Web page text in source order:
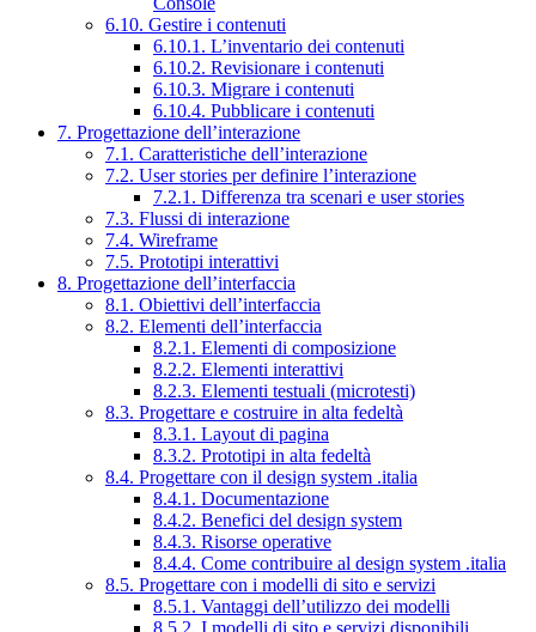
6.10. Gestire i contenuti
6.10.1. L’inventario dei contenuti
6.10.2. Revisionare i contenuti
6.10.3. Migrare i contenuti
6.10.4. Pubblicare i contenuti
7. Progettazione dell’interazione
7.1. Caratteristiche dell’interazione
7.2. User stories per definire l’interazione
7.2.1. Differenza tra scenari e user stories
7.3. Flussi di interazione
7.4. Wireframe
7.5. Prototipi interattivi
8. Progettazione dell’interfaccia
8.1. Obiettivi dell’interfaccia
8.2. Elementi dell’interfaccia
8.2.1. Elementi di composizione
8.2.2. Elementi interattivi
8.2.3. Elementi testuali (microtesti)
8.3. Progettare e costruire in alta fedeltà
8.3.1. Layout di pagina
8.3.2. Prototipi in alta fedeltà
8.4. Progettare con il design system .italia
8.4.1. Documentazione
8.4.2. Benefici del design system
8.4.3. Risorse operative
8.4.4. Come contribuire al design system .italia
8.5. Progettare con i modelli di sito e servizi
8.5.1. Vantaggi dell’utilizzo dei modelli
8.5.2. I modelli di sito e servizi disponibili